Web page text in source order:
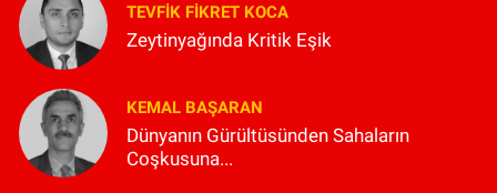
TEVFIK FIKRET KOCA
Zeytinyağında Kritik Eşik
KEMAL BAŞARAN
Dünyanın Gürültüsünden Sahaların
Coşkusuna...